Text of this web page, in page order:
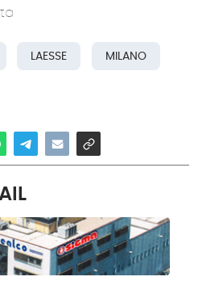
LAESSE MILANO